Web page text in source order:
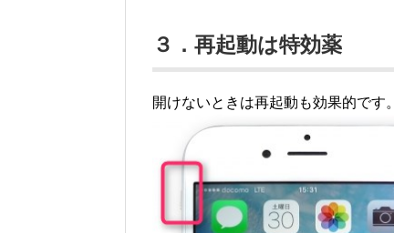
３．再起動は特効薬
開けないときは再起動も効果的です。